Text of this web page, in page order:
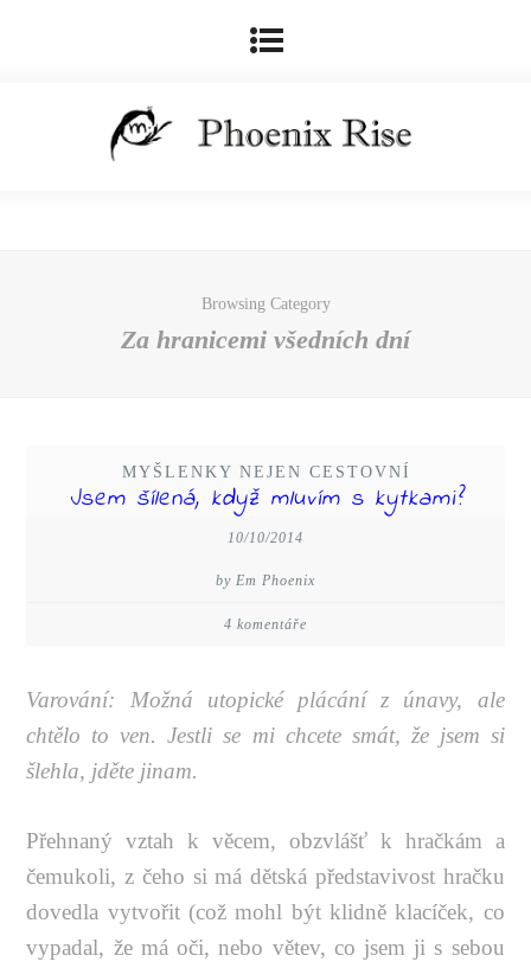
Browsing Category
Za hranicemi všedních dní
MYŠLENKY NEJEN CESTOVNÍ
Jsem šílená, když mluvím s kytkami?
10/10/2014
by Em Phoenix
4 komentáře
Varování: Možná utopické plácání z únavy, ale
chtělo to ven. Jestli se mi chcete smát, že jsem si
šlehla, jděte jinam.
Přehnaný vztah k věcem, obzvlášť k hračkám a
čemukoli, z čeho si má dětská představivost hračku
dovedla vytvořit (což mohl být klidně klacíček, co
vypadal, že má oči, nebo větev, co jsem ji s sebou